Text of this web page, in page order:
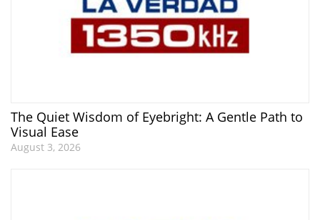
The Quiet Wisdom of Eyebright: A Gentle Path to
Visual Ease
August 3, 2026